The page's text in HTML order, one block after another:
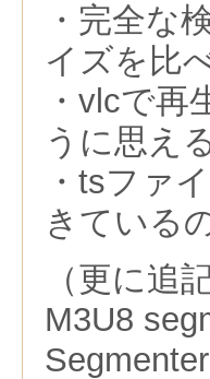
・完全な
イズを比
・vlcで
うに思え
・tsファ
きている
（更に追
M3U8